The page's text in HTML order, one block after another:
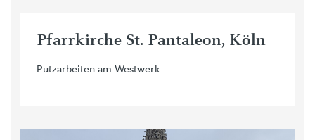
Pfarrkirche St. Pantaleon, Köln
Putzarbeiten am Westwerk